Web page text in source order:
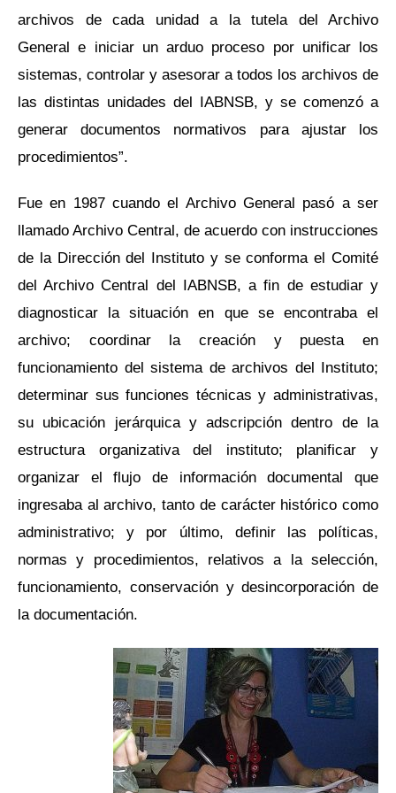
archivos de cada unidad a la tutela del Archivo
General e iniciar un arduo proceso por unificar los
sistemas, controlar y asesorar a todos los archivos de
las distintas unidades del IABNSB, y se comenzó a
generar documentos normativos para ajustar los
procedimientos”.
Fue en 1987 cuando el Archivo General pasó a ser
llamado Archivo Central, de acuerdo con instrucciones
de la Dirección del Instituto y se conforma el Comité
del Archivo Central del IABNSB, a fin de estudiar y
diagnosticar la situación en que se encontraba el
archivo; coordinar la creación y puesta en
funcionamiento del sistema de archivos del Instituto;
determinar sus funciones técnicas y administrativas,
su ubicación jerárquica y adscripción dentro de la
estructura organizativa del instituto; planificar y
organizar el flujo de información documental que
ingresaba al archivo, tanto de carácter histórico como
administrativo; y por último, definir las políticas,
normas y procedimientos, relativos a la selección,
funcionamiento, conservación y desincorporación de
la documentación.